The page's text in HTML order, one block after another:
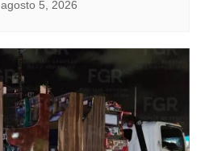
agosto 5, 2026